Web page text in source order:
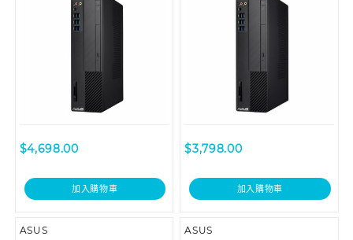
$4,698.00
加入購物車
$3,798.00
加入購物車
ASUS ASUS